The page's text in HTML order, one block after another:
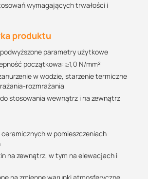
wymagających trwałości i
produktu
parametry użytkowe
początkowa: ≥1,0 N/mm²
w wodzie, starzenie termiczne
rozmrażania
stosowania wewnątrz i na zewnątrz
w pomieszczeniach
na zewnątrz, w tym na elewacjach i